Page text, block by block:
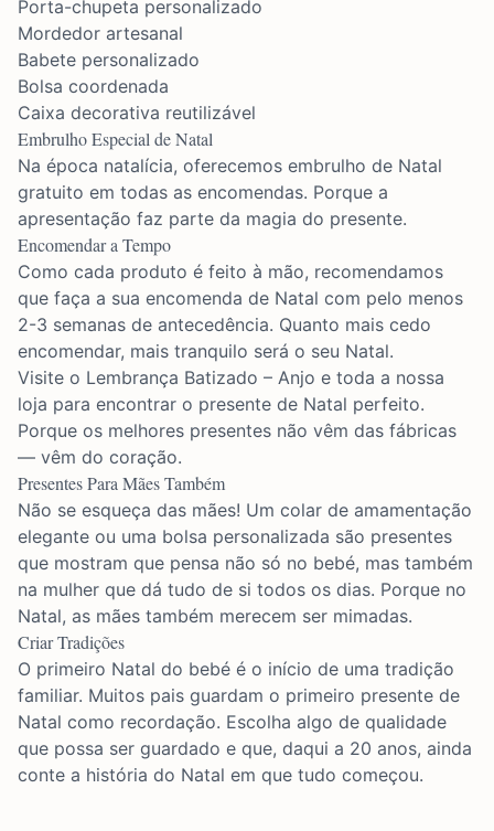
Porta-chupeta personalizado
Mordedor artesanal
Babete personalizado
Bolsa coordenada
Caixa decorativa reutilizável
Embrulho Especial de Natal
Na época natalícia, oferecemos embrulho de Natal
gratuito em todas as encomendas. Porque a
apresentação faz parte da magia do presente.
Encomendar a Tempo
Como cada produto é feito à mão, recomendamos
que faça a sua encomenda de Natal com pelo menos
2-3 semanas de antecedência. Quanto mais cedo
encomendar, mais tranquilo será o seu Natal.
Visite o Lembrança Batizado – Anjo e toda a nossa
loja para encontrar o presente de Natal perfeito.
Porque os melhores presentes não vêm das fábricas
— vêm do coração.
Presentes Para Mães Também
Não se esqueça das mães! Um colar de amamentação
elegante ou uma bolsa personalizada são presentes
que mostram que pensa não só no bebé, mas também
na mulher que dá tudo de si todos os dias. Porque no
Natal, as mães também merecem ser mimadas.
Criar Tradições
O primeiro Natal do bebé é o início de uma tradição
familiar. Muitos pais guardam o primeiro presente de
Natal como recordação. Escolha algo de qualidade
que possa ser guardado e que, daqui a 20 anos, ainda
conte a história do Natal em que tudo começou.